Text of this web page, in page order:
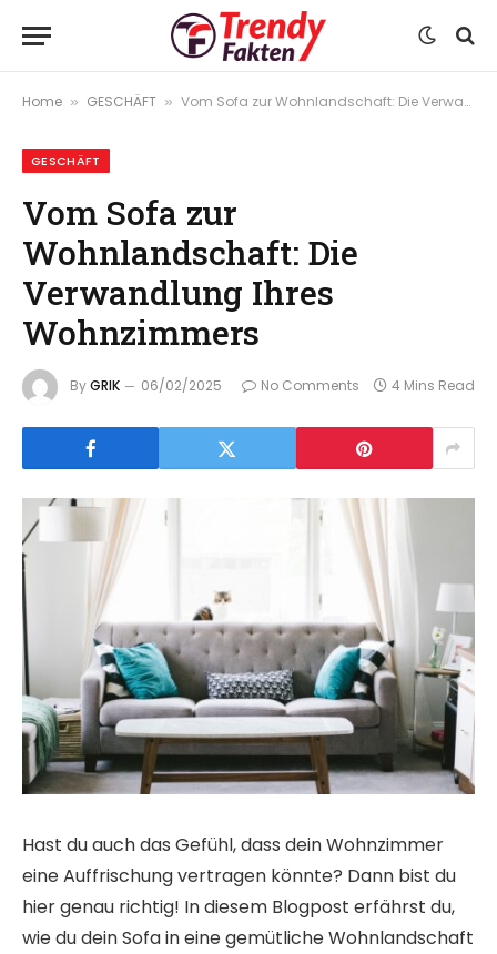
Home » GESCHÄFT » Vom Sofa zur Wohnlandschaft: Die Verwandlung Ihres Wohnzimmers
GESCHÄFT
Vom Sofa zur
Wohnlandschaft: Die
Verwandlung Ihres
Wohnzimmers
ByGRIK 06/02/2025 No Comments 4 Mins Read
Hast du auch das Gefühl, dass dein Wohnzimmer
eine Auffrischung vertragen könnte? Dann bist du
hier genau richtig! In diesem Blogpost erfährst du,
wie du dein Sofa in eine gemütliche Wohnlandschaft